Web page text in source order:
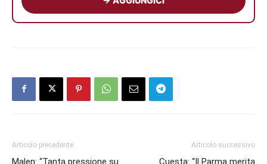
Articolo precedente
Malen: “Tanta pressione su
Articolo successivo
Cuesta: “Il Parma merita